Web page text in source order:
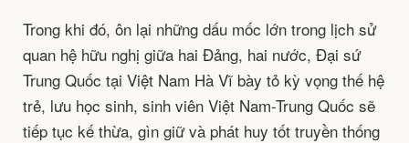
Trong khi đó, ôn lại những dấu mốc lớn trong lịch sử
quan hệ hữu nghị giữa hai Đảng, hai nước, Đại sứ
Trung Quốc tại Việt Nam Hà Vĩ bày tỏ kỳ vọng thế hệ
trẻ, lưu học sinh, sinh viên Việt Nam-Trung Quốc sẽ
tiếp tục kế thừa, gìn giữ và phát huy tốt truyền thống